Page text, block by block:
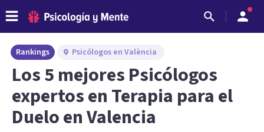
Rankings Psicólogos en València
Los 5 mejores Psicólogos
expertos en Terapia para el
Duelo en Valencia